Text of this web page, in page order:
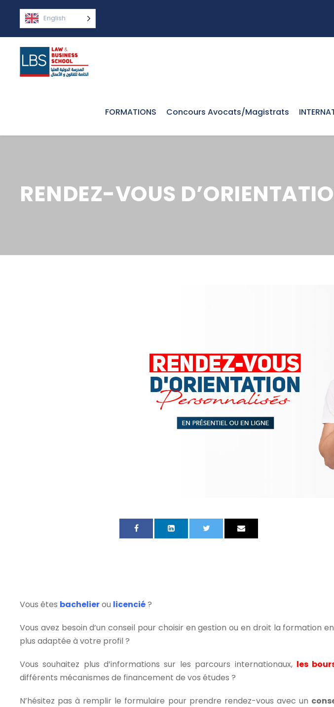
English
FORMATIONS Concours Avocats/Magistrats
RENDEZ-VOUS
Vous êtes bachelierou licencié?
Vous avez besoin d’un conseil pour choisir en gestion ou en droit la formation
plus adaptée à votre profil ?
Vous souhaitez plus d’informations sur les parcours internationaux, les
différents mécanismes de financement de vos études ?
N’hésitez pas à remplir le formulaire pour prendre rendez-vous avec un